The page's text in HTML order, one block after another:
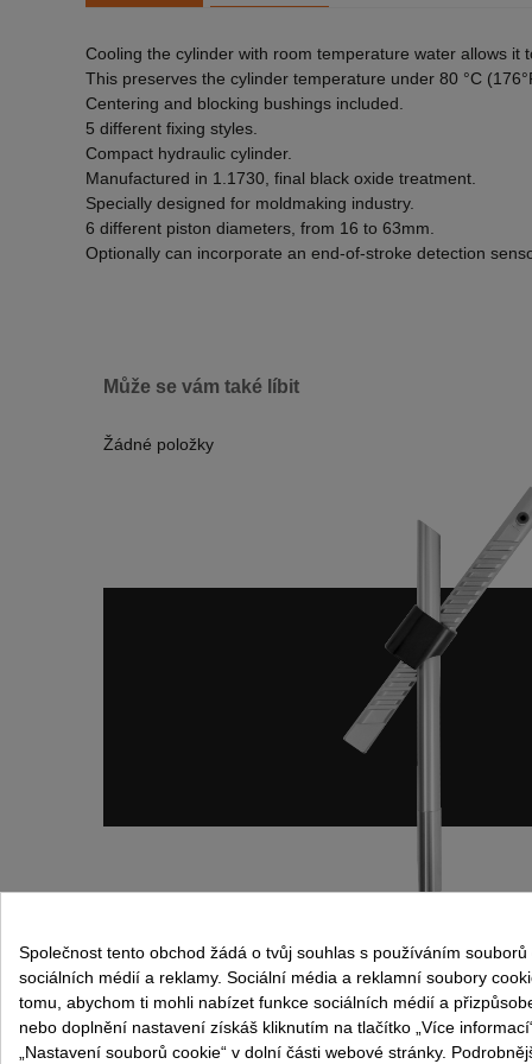
Cooling the cylinder with room temperature water allows it
This preserves the cylinder temperature under 80 °C
Centering and blocking bushings included.
5 different fixing styles.
Compact hydraulic cylinder.
Manufactured in 1.1730, final black oxide treatment.
Specially designed for moldmaking industry.
6 different piston diameters, from 16 to 63mm.
Optionally can incorporate an end-of-stroke detection
Může se vám také líbit
Žádné položky
Kontaktujte nás:
Carrer d'Isaac Peral, 21
08960 - Sant Just Desvern
Osobní
Můj účet
Společnost tento obchod žádá o tvůj souhlas s používáním
sociálních médií a reklamy. Sociální média a reklamní soubory
tomu, abychom ti mohli nabízet funkce sociálních médií a
nebo doplnění nastavení získáš kliknutím na tlačítko „Více
„Nastavení souborů cookie“ v dolní části webové stránky.